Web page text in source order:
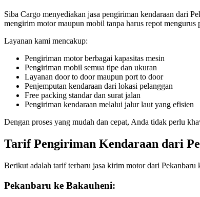
Siba Cargo menyediakan jasa pengiriman kendaraan dari
mengirim motor maupun mobil tanpa harus repot
Layanan kami mencakup:
Pengiriman motor berbagai kapasitas mesin
Pengiriman mobil semua tipe dan ukuran
Layanan door to door maupun port to door
Penjemputan kendaraan dari lokasi pelanggan
Free packing standar dan surat jalan
Pengiriman kendaraan melalui jalur laut yang efisien
Dengan proses yang mudah dan cepat, Anda tidak perlu
Tarif Pengiriman Kendaraan dari
Berikut adalah tarif terbaru jasa kirim motor dari
Pekanbaru ke Bakauheni: